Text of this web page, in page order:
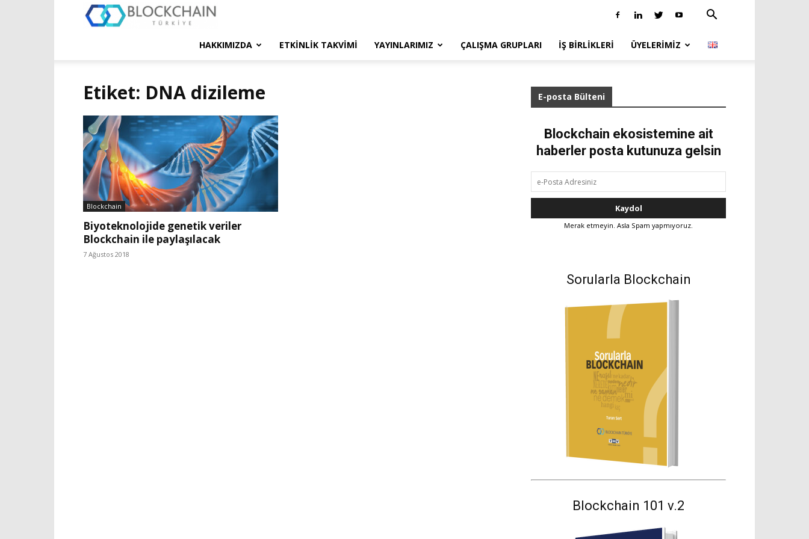
Türkiye
HAKKIMIZDA ETKINLIK TAKVIMI YAYINLARIMIZ ÇALIŞMA GRUPLARI İŞ BIRLIKLERI ÜYELERIMIZ
Etiket: DNA dizileme
Blockchain
Biyoteknolojide genetik veriler
Blockchain ile paylaşılacak
7 Ağustos 2018
E-posta Bülteni
Blockchain ekosistemine ait
haberler posta kutunuza gelsin
Merak etmeyin. Asla Spam yapmıyoruz.
Sorularla Blockchain
Blockchain 101 v.2